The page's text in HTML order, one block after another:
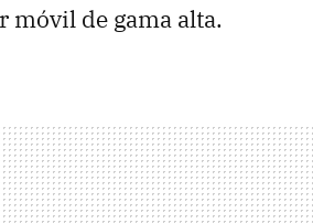
móvil de gama alta.